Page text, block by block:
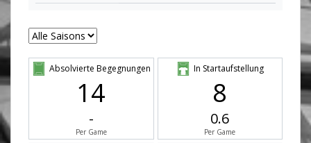
Absolvierte Begegnungen
14
-
Per Game
In Startaufstellung
8
0.6
Per Game